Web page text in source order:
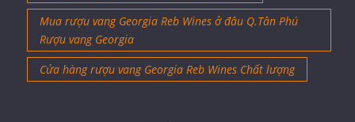
Mua rượu vang Georgia Reb Wines ở đâu Q.Tân Phú
Rượu vang Georgia
Cửa hàng rượu vang Georgia Reb Wines Chất lượng